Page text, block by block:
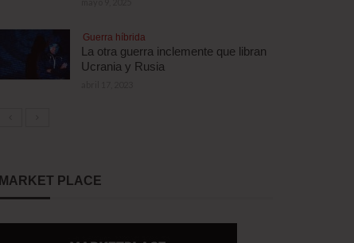
Guerra híbrida
La otra guerra inclemente que libran
Ucrania y Rusia
MARKET PLACE